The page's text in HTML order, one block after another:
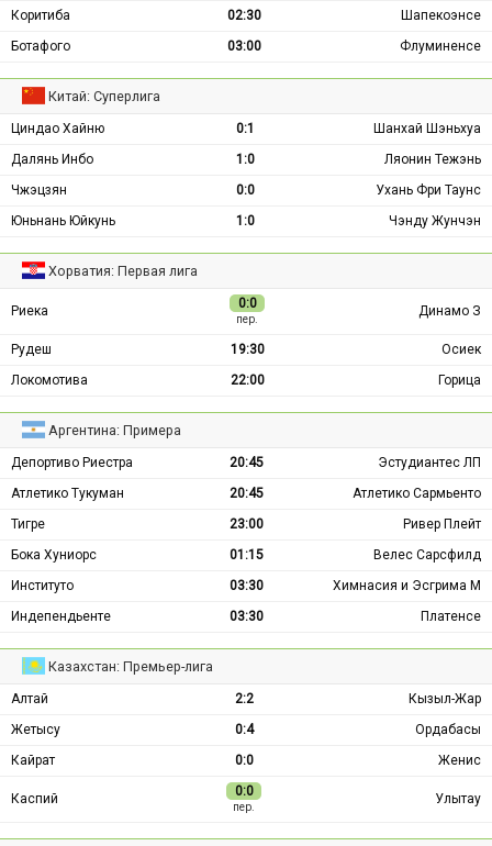
Коритиба
02:30
Шапекоэнсе
Ботафого
03:00 Флуминенсе
Китай: Суперлига
Циндао Хайню 0:1
Шанхай Шэньхуа
Далянь Инбо
1:0
Ляонин Тежэнь
Чжэцзян
0:0
Ухань Фри Таунс
Юньнань Юйкунь
1:0 Чэнду Жунчэн
Хорватия: Первая лига
Риека 0:0
пер.
Динамо З
Рудеш 19:30
Осиек
Локомотива
22:00 Горица
Аргентина: Примера
Депортиво Риестра 20:45
Эстудиантес ЛП
Атлетико Тукуман
20:45
Атлетико Сармьенто
Тигре
23:00
Ривер Плейт
Бока Хуниорс
01:15
Велес Сарсфилд
Институто
03:30
Химнасия и Эсгрима М
Индепендьенте
03:30 Платенсе
Казахстан: Премьер-лига
Алтай 2:2
Кызыл-Жар
Жетысу
0:4
Ордабасы
Кайрат
0:0 Женис
Каспий 0:0
пер.
Улытау